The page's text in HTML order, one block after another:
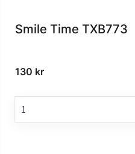
Smile Time TXB773
130 kr